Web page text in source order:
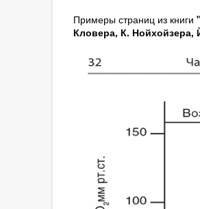
Примеры страниц из книги
Кловера, К. Нойхойзера,